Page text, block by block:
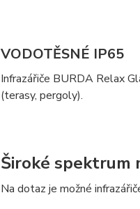
VODOTĚSNÉ IP65
Infrazářiče BURDA Relax
(terasy, pergoly).
Široké spektrum
Na dotaz je možné